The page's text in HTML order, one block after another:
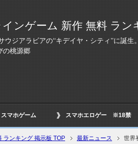
ンゲーム 新作 無料 ラン
ウジアラビアの‘‘キデイヤ・シティ’’に誕生
の桃源郷
スマホゲーム スマホエロゲー ※18禁
ランキング 掲示板 TOP 最新ニュース
世界